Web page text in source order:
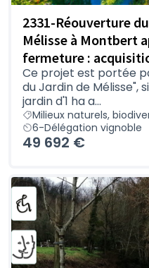
2331-Réouverture
Mélisse à Montbert
fermeture :
Ce projet est portée
du Jardin de Mélisse",
jardin d'1 ha a...
Milieux naturels,
6-Délégation vignoble
49 692 €